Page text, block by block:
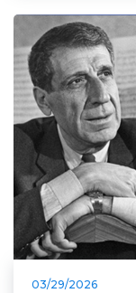
03/29/2026